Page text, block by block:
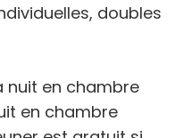
doubles
nuit en chambre
en chambre